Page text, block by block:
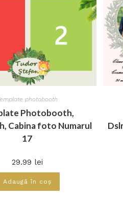
photobooth
Photobooth,
Cabina foto Numarul
17
29.99 lei
Adaugă în coș